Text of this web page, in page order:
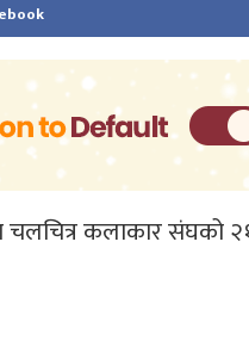
चलचित्र कलाकार